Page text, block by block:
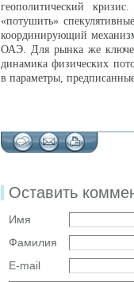
геополитический
«потушить»
координирующий
ОАЭ. Для рынка же
динамика физических
в параметры,
Оставить
Имя
Фамилия
E-mail